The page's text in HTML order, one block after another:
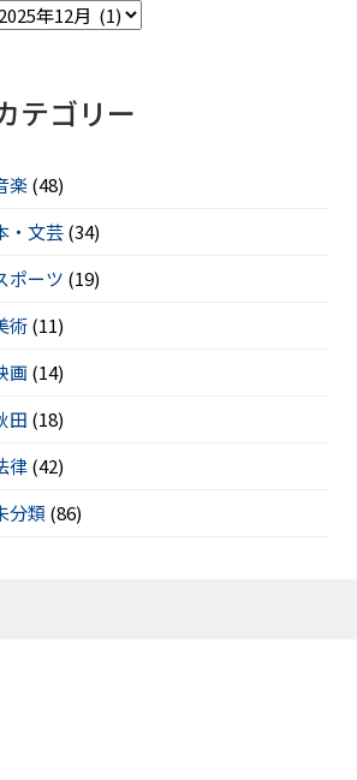
テゴリー
楽(48)
・文芸(34)
ポーツ (19)
術(11)
画(14)
田 (18)
律(42)
分類 (86)